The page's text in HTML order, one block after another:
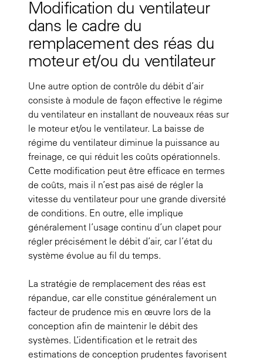
Modification du ventilateur
dans le cadre du
remplacement des réas du
moteur et/ou du ventilateur
Une autre option de contrôle du débit d’air
consiste à module de façon effective le régime
du ventilateur en installant de nouveaux réas sur
le moteur et/ou le ventilateur. La baisse de
régime du ventilateur diminue la puissance au
freinage, ce qui réduit les coûts opérationnels.
Cette modification peut être efficace en termes
de coûts, mais il n’est pas aisé de régler la
vitesse du ventilateur pour une grande diversité
de conditions. En outre, elle implique
généralement l’usage continu d’un clapet pour
régler précisément le débit d’air, car l’état du
système évolue au fil du temps.
La stratégie de remplacement des réas est
répandue, car elle constitue généralement un
facteur de prudence mis en œuvre lors de la
conception afin de maintenir le débit des
systèmes. L’identification et le retrait des
estimations de conception prudentes favorisent